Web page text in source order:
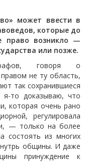
может ввести в
которые до
право возникло —
или позже.
говоря о
не ту область,
так сохранившиеся
то доказываю, что
которая очень рано
регулировала
— только на более
состоять из многих
общины. И даже
принуждение к